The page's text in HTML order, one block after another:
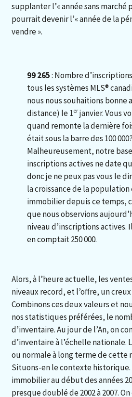
supplanter l’« année sans marché
pourrait devenir l’« année de la
vendre ».
99 265: Nombre
tous les systèmes MLS®
nous nous souhaitions bonne
distance) le 1erjanvier. Vous
quand remonte la dernière
était sous la barre des 100 000?
Malheureusement, notre
inscriptions actives ne date
donc je ne peux pas vous le
la croissance de la
immobilier depuis ce temps,
que nous observions
niveau d’inscriptions actives.
en comptait 250 000.
Alors, à l’heure actuelle, les
niveaux record, et l’offre, un
Combinons ces deux valeurs et
nos statistiques préférées, le
d’inventaire. Au jour de l’An, on
d’inventaire à l’échelle nationale.
ou normale à long terme de cette
Situons-en le contexte historique.
immobilier au début des années
presque doublé de 2002 à 2007.